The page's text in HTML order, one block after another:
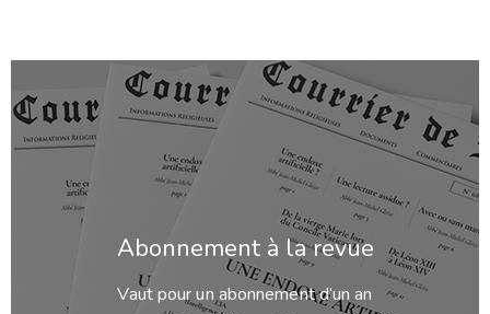
Abonnement à la revue
Vaut pour un abonnement d’un an